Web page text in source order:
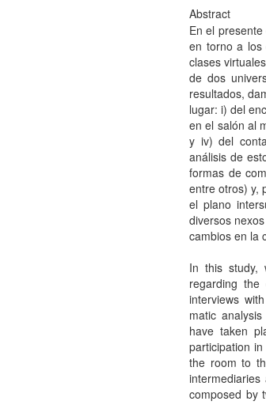
Abstract
En el
en torno a los
clases
de dos
resultados,
lugar: i) del
en el salón al
y iv) del
análisis de
formas de
entre otros) y,
el plano
diversos
cambios en la
In this study,
regarding
interviews
matic
have taken
participation
the room to
composed by